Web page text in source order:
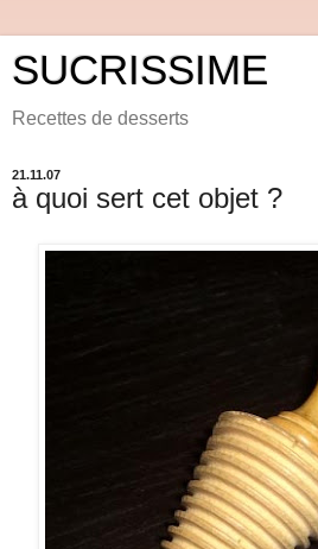
SUCRISSIME
Recettes de desserts
21.11.07
à quoi sert cet objet ?